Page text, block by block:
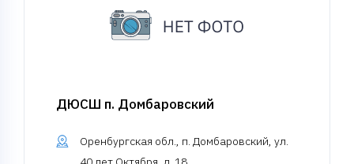
ДЮСШ п. Домбаровский
Оренбургская обл., п. Домбаровский, ул.